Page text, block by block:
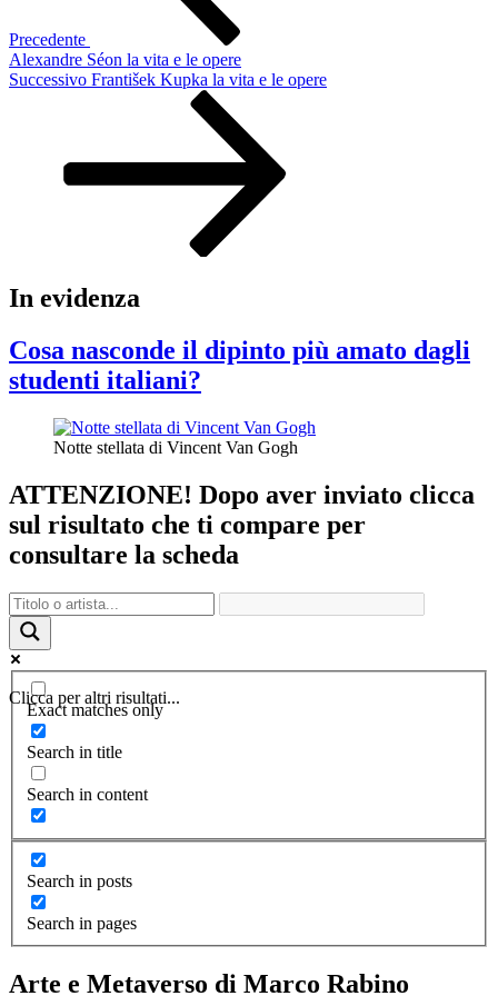
Precedente
Alexandre Séon la vita e le opere
Articolo
Successivo František Kupka la vita e le opere
In evidenza
Cosa nasconde il dipinto più amato dagli
studenti italiani?
Notte stellata di Vincent Van Gogh
ATTENZIONE! Dopo aver inviato clicca
sul risultato che ti compare per
consultare la scheda
Clicca per altri risultati...
Exact matches only
Search in title
Search in content
Search in posts
Search in pages
Arte e Metaverso di Marco Rabino